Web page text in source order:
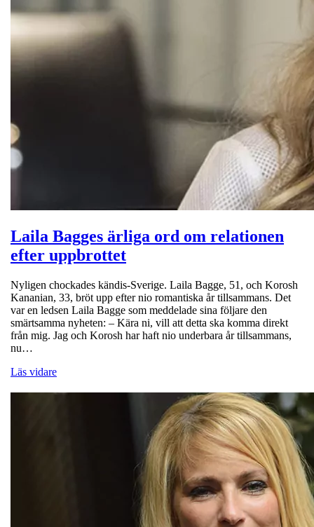
Laila Bagges ärliga ord om relationen
efter uppbrottet
Nyligen chockades kändis-Sverige. Laila Bagge, 51, och Korosh
Kananian, 33, bröt upp efter nio romantiska år tillsammans. Det
var en ledsen Laila Bagge som meddelade sina följare den
smärtsamma nyheten: – Kära ni, vill att detta ska komma direkt
från mig. Jag och Korosh har haft nio underbara år tillsammans,
nu…
Läs vidare